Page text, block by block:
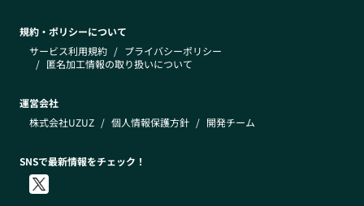
規約・ポリシーについて
サービス利用規約 / プライバシーポリシー
/ 匿名加工情報の取り扱いについて
運営会社
株式会社UZUZ / 個人情報保護方針 / 開発チーム
SNSで最新情報をチェック！